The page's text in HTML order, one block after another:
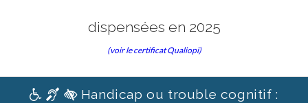
dispensées en 2025
(voir le certificat Qualiopi)
Handicap ou trouble cognitif :